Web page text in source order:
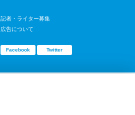
記者・ライター募集
広告について
Facebook Twitter